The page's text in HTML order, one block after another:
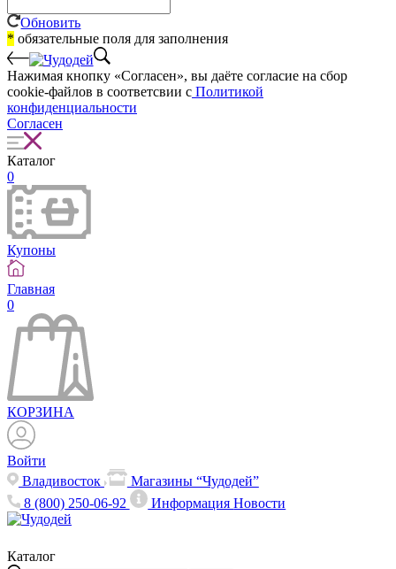
Обновить
* обязательные поля для заполнения
Нажимая кнопку «Согласен», вы даёте cогласие на сбор
cookie-файлов в соответсвии с Политикой
конфиденциальности
Согласен
Каталог
0
Купоны
Главная
0
КОРЗИНА
Войти
Владивосток
Магазины “Чудодей”
8 (800) 250-06-92
ИнформацияНовости
Каталог